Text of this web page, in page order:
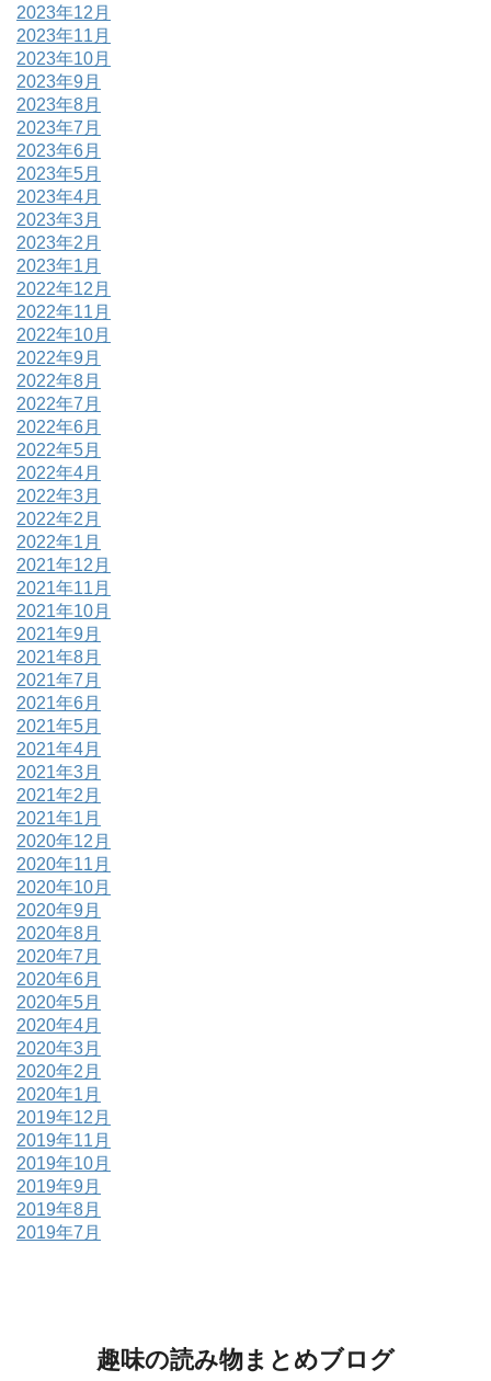
2023年12月
2023年11月
2023年10月
2023年9月
2023年8月
2023年7月
2023年6月
2023年5月
2023年4月
2023年3月
2023年2月
2023年1月
2022年12月
2022年11月
2022年10月
2022年9月
2022年8月
2022年7月
2022年6月
2022年5月
2022年4月
2022年3月
2022年2月
2022年1月
2021年12月
2021年11月
2021年10月
2021年9月
2021年8月
2021年7月
2021年6月
2021年5月
2021年4月
2021年3月
2021年2月
2021年1月
2020年12月
2020年11月
2020年10月
2020年9月
2020年8月
2020年7月
2020年6月
2020年5月
2020年4月
2020年3月
2020年2月
2020年1月
2019年12月
2019年11月
2019年10月
2019年9月
2019年8月
2019年7月
趣味の読み物まとめブログ